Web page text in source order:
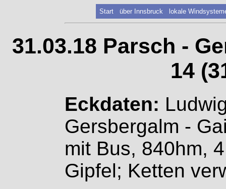
Start über Innsbruck lokale
31.03.18 Parsch -
14
Eckdaten:
Gersbergalm -
mit Bus, 840hm,
Gipfel; Ketten